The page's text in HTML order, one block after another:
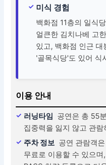
미식 경험
백화점 11층의 일식
얼큰한 김치나베 고
있고, 백화점 인근
'골목식당'도 있어 식
이용 안내
러닝타임 공연은 총 55
집중력을 잃지 않고 관
주차 정보 공연 관람객
무료로 이용할 수 있으